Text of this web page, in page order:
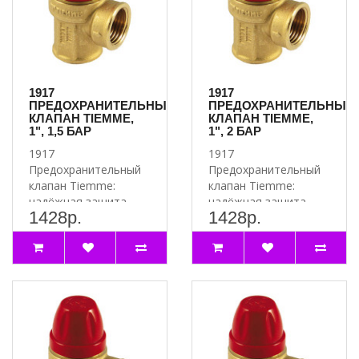
Подключение ¾
Артикул 24749RU
1917
ПРЕДОХРАНИТЕЛЬНЫЙ
КЛАПАН TIEMME,
1", 1,5 БАР
1917
Предохранительный
клапан Tiemme:
надёжная защита
вашей системы
Почему стоит
выбрать 1917
Предох..
1428р.
1917
ПРЕДОХРАНИТЕЛЬНЫЙ
КЛАПАН TIEMME,
1", 2 БАР
1917
Предохранительный
клапан Tiemme:
надёжная защита
вашей системы
Почему стоит
выбрать 1917
Предох..
1428р.